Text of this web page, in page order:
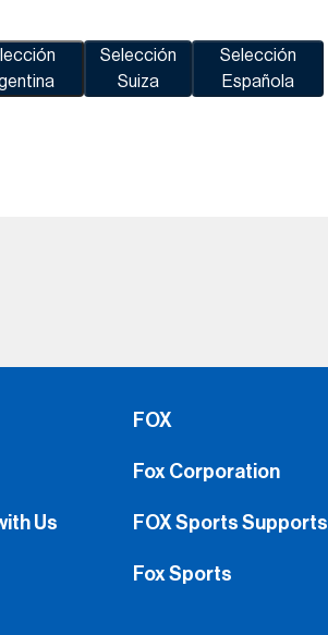
Selección
Suiza
Selección
Española
Us
FOX
Fox Corporation
FOX Sports Supports
Fox Sports